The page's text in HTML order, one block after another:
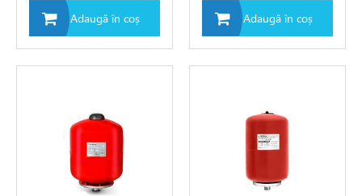
de aer conditionat
sisteme de încălzire
Adaugă în coș Adaugă în coș